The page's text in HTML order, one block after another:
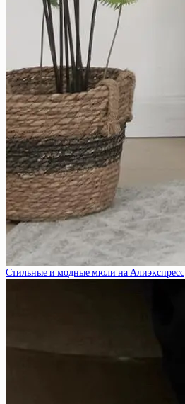
Стильные и модные мюли на Алиэкспресс